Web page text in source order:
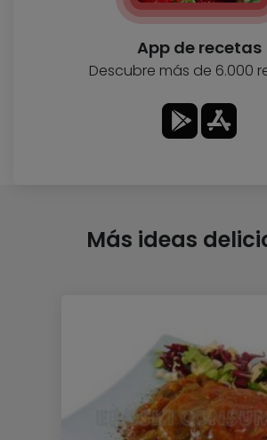
App de recetas
Descubre más de 6.000
Más ideas